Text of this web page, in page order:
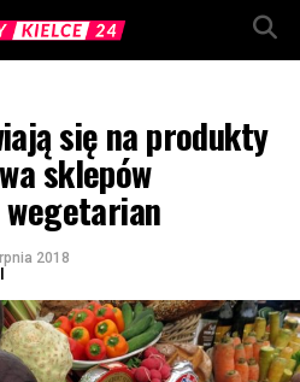
się na produkty
sklepów
2018